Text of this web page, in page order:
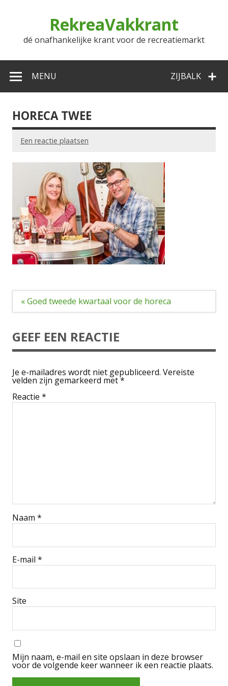
RekreaVakkrant
dé onafhankelijke krant voor de recreatiemarkt
ZIJBALK
MENU
HORECA TWEE
Een reactie plaatsen
Bericht
« Goed tweede kwartaal voor de horeca
GEEF EEN REACTIE
Je e-mailadres wordt niet gepubliceerd. Vereiste
velden zijn gemarkeerd met*
Reactie *
Naam *
E-mail *
Site
Mijn naam, e-mail en site opslaan in deze browser
voor de volgende keer wanneer ik een reactie plaats.